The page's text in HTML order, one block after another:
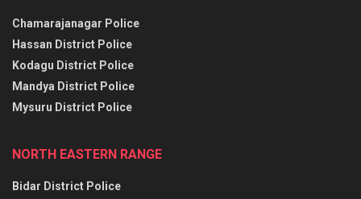
Chamarajanagar Police
Hassan District Police
Kodagu District Police
Mandya District Police
Mysuru District Police
NORTH EASTERN RANGE
Bidar District Police